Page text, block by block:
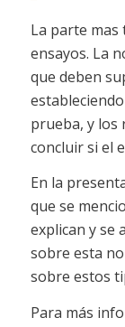
La parte mas
ensayos. La
que deben
prueba, y los
concluir si el
En la
que se
explican y se
sobre esta
sobre estos
Para más